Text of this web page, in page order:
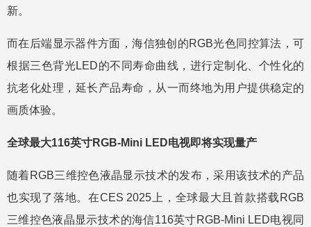
新。
而在后端显示器件方面，海信独创的RGB光色同控算法，可
根据三色背光LED的不同寿命曲线，进行定制化、个性化的
抗老化处理，延长产品寿命，从一而终地为用户提供稳定的
画质体验。
全球最大116英寸RGB-Mini LED电视即将实现量产
随着RGB三维控色液晶显示技术的发布，采用该技术的产品
也实现了落地。在CES 2025上，全球最大且首款搭载RGB
三维控色液晶显示技术的海信116英寸RGB-Mini LED电视同